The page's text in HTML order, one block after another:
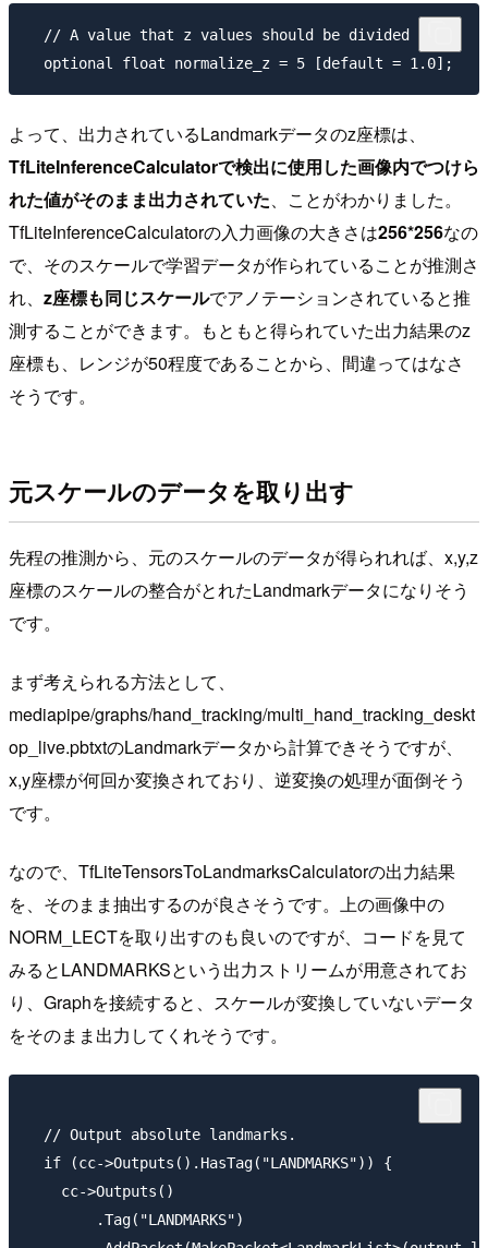
  // A value that z values should be divided by.
よって、出力されているLandmarkデータのz座標は、
TfLiteInferenceCalculatorで検出に使用した画像内でつけら
れた値がそのまま出力されていた 、ことがわかりました。
TfLiteInferenceCalculatorの入力画像の大きさは256*256なの
で、そのスケールで学習データが作られていることが推測さ
れ、 z座標も同じスケールでアノテーションされていると推
測することができます。もともと得られていた出力結果のz
座標も、レンジが50程度であることから、間違ってはなさ
そうです。
元スケールのデータを取り出す
先程の推測から、元のスケールのデータが得られれば、x,y,z
座標のスケールの整合がとれたLandmarkデータになりそう
です。
まず考えられる方法として、
mediapipe/graphs/hand_tracking/multi_hand_tracking_deskt
op_live.pbtxtのLandmarkデータから計算できそうですが、
x,y座標が何回か変換されており、逆変換の処理が面倒そう
です。
なので、TfLiteTensorsToLandmarksCalculatorの出力結果
を、そのまま抽出するのが良さそうです。上の画像中の
NORM_LECTを取り出すのも良いのですが、コードを見て
みるとLANDMARKSという出力ストリームが用意されてお
り、Graphを接続すると、スケールが変換していないデータ
をそのまま出力してくれそうです。
  // Output absolute landmarks.
  if (cc->Outputs().HasTag("LANDMARKS")) {
    cc->Outputs()
        .Tag("LANDMARKS")